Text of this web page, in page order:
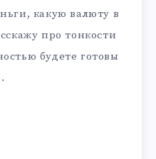
какую валюту в
про тонкости
будете готовы